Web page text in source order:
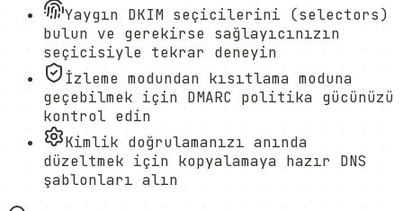
Yaygın DKIM seçicilerini (selectors)
bulun ve gerekirse sağlayıcınızın
seçicisiyle tekrar deneyin
İzleme modundan kısıtlama moduna
geçebilmek için DMARC politika gücünüzü
kontrol edin
Kimlik doğrulamanızı anında
düzeltmek için kopyalamaya hazır DNS
şablonları alın